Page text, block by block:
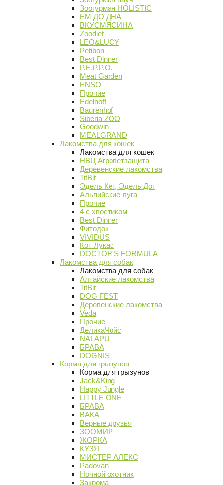
Зоогурман HOLISTIC
ЕМ ДО ДНА
ВКУСМЯСИНА
Zoodiet
LEO&LUCY
Petibon
Best Dinner
P.E.P.P.O.
Meat Garden
ENSO
Прочие
Edelhoff
Baurenhof
Siberia ZOO
Goodwin
MEALGRAND
Лакомства для кошек
Лакомства для кошек
НВЦ Агроветзащита
Деревенские лакомства
TitBit
Эдель Кет, Эдель Дог
Альпийские луга
Прочие
4 с хвостиком
Best Dinner
Фитодок
VIVIDUS
Кот Лукас
DOCTOR'S FORMULA
Лакомства для собак
Лакомства для собак
Алтайские лакомства
TitBit
DOG FEST
Деревенские лакомства
Veda
Прочие
ДеликаЧойс
NALAPU
БРАВА
DOGNIS
Корма для грызунов
Корма для грызунов
Jack&King
Happy Jungle
LITTLE ONE
БРАВА
ВАКА
Верные друзья
ЗООМИР
ЖОРКА
КУЗЯ
МИСТЕР АЛЕКС
Padovan
Ночной охотник
Закрома